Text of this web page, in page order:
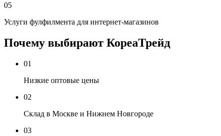
05
Услуги фулфилмента для интернет-магазинов
Почему выбирают КореаТрейд
01
Низкие оптовые цены
02
Склад в Москве и Нижнем Новгороде
03